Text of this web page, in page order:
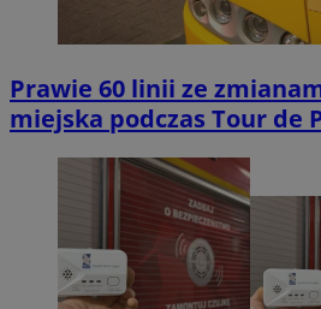
Prawie 60 linii ze
miejska podczas Tour de